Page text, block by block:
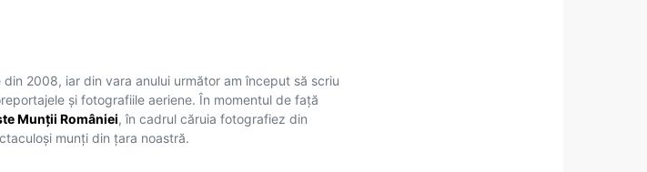
2008, iar din vara anului următor am început să scriu
și fotografiile aeriene. În momentul de față
Munții României, în cadrul căruia fotografiez din
munți din țara noastră.